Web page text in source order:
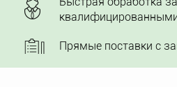
Прямые поставки с